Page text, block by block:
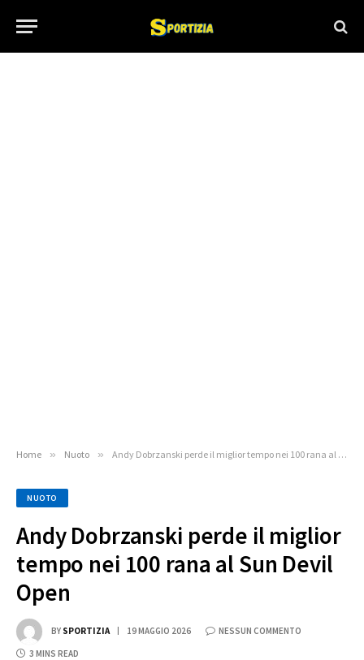
Home » Nuoto » Andy Dobrzanski perde il miglior tempo nei 100 rana al Sun Devil Open
NUOTO
Andy Dobrzanski perde il miglior
tempo nei 100 rana al Sun Devil
Open
BY SPORTIZIA 19 MAGGIO 2026 NESSUN COMMENTO
3 MINS READ